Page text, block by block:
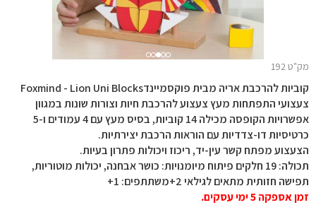
מק"ט 192
קוביות להרכבת אריה מבית פוקסמיינדFoxmind - Lion Uni Blocks
צעצועי התפתחות מעץ צעצוע להרכבת חיות וצורות שונות במגוון
אפשרויות הקופסה מכילה 14 קוביות, בסיס מעץ עם 4 עמודים ו-5
כרטיסיות דו-צדדיות עם הוראות הרכבת יצירתיות.
הצעצוע מפתח קשר עין-יד, ריכוז ויכולות פתרון בעיות.
תכולה: 19 חלקים פיתוח מיומנויות: כושר אבחנה, יכולות מוטוריות,
תפישה חזותית מתאים לגילאי 2+משתתפים: 1+
זמן אספקה 5 ימי עסקים.